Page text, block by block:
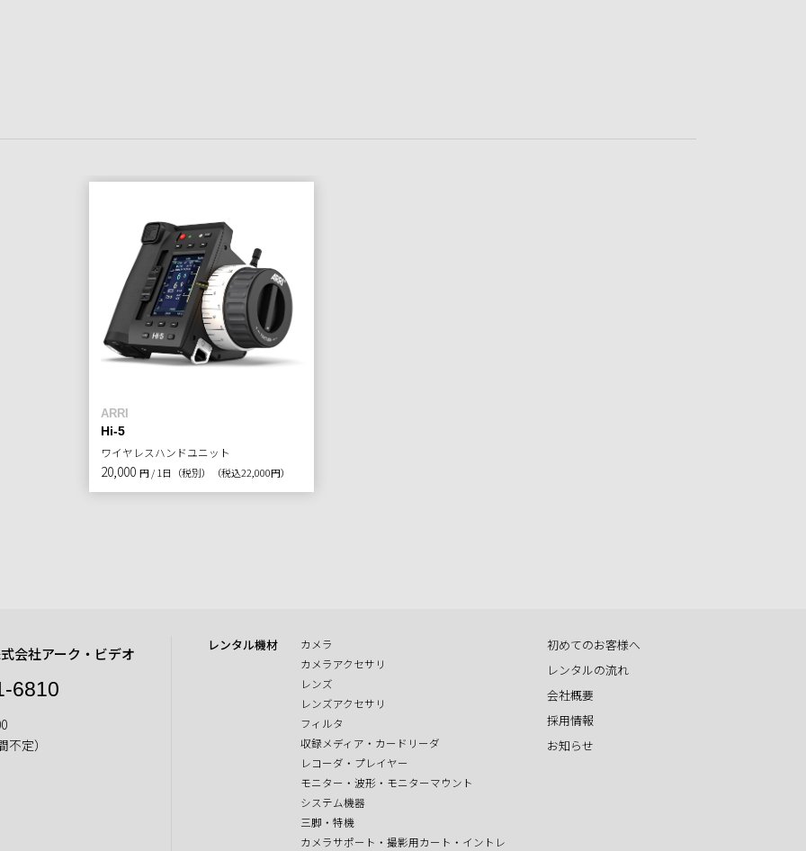
ARRI
Hi-5
ワイヤレスハンドユニット
20,000 円 / 1日（税別） （税込22,000円）
会社アーク・ビデオ
6810
定）
レンタル機材
カメラ
カメラアクセサリ
レンズ
レンズアクセサリ
フィルタ
収録メディア・カードリーダ
レコーダ・プレイヤー
モニター・波形・モニターマウント
システム機器
三脚・特機
カメラサポート・撮影用カート・イントレ
初めてのお客様へ
レンタルの流れ
会社概要
採用情報
お知らせ